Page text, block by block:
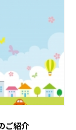
ご紹介